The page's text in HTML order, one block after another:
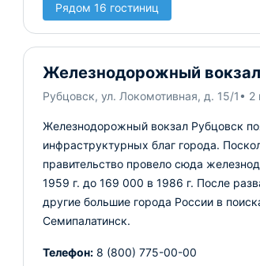
Рядом 16 гостиниц
Железнодорожный
Рубцовск, ул. Локомотивная, д. 15/1• 2
Железнодорожный вокзал Рубцовск
инфраструктурных благ города.
правительство провело сюда
1959 г. до 169 000 в 1986 г. После
другие большие города России в
Семипалатинск.
Телефон: 8 (800) 775-00-00